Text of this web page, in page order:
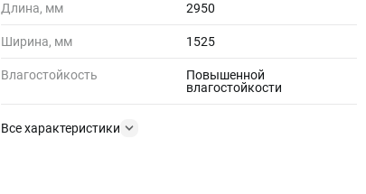
Длина, мм 2950
Ширина, мм 1525
Влагостойкость
Повышенной
влагостойкости
Все характеристики